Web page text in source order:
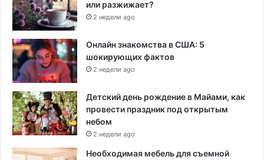
или разжижает?
2 недели ago
Онлайн знакомства в США: 5
шокирующих фактов
2 недели ago
Детский день рождение в Майами, как
провести праздник под открытым
небом
2 недели ago
Необходимая мебель для съемной